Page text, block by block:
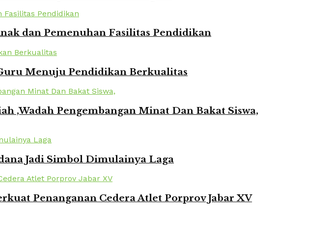
dan Pemenuhan Fasilitas Pendidikan
Menuju Pendidikan Berkualitas
,Wadah Pengembangan Minat Dan Bakat Siswa,
Jadi Simbol Dimulainya Laga
Penanganan Cedera Atlet Porprov Jabar XV